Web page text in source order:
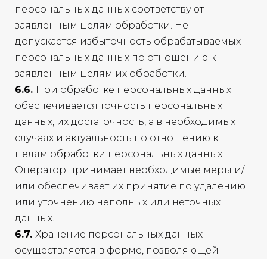
персональных данных соответствуют
заявленным целям обработки. Не
допускается избыточность обрабатываемых
персональных данных по отношению к
заявленным целям их обработки.
6.6. При обработке персональных данных
обеспечивается точность персональных
данных, их достаточность, а в необходимых
случаях и актуальность по отношению к
целям обработки персональных данных.
Оператор принимает необходимые меры и/
или обеспечивает их принятие по удалению
или уточнению неполных или неточных
данных.
6.7. Хранение персональных данных
осуществляется в форме, позволяющей